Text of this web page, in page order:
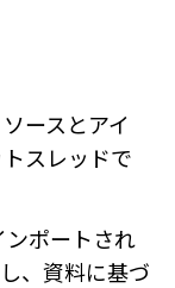
ソースとアイ
スレッドで
ンポートされ
、資料に基づ